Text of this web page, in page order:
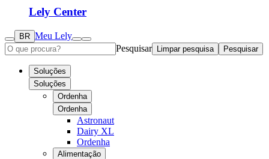
Lely Center
BR Meu Lely
Pesquisar
Limpar pesquisa Pesquisar
Soluções
Soluções
Ordenha
Ordenha
Astronaut
Dairy XL
Ordenha
Alimentação